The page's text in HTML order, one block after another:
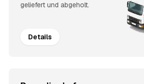
geliefert und abgeholt.
Details